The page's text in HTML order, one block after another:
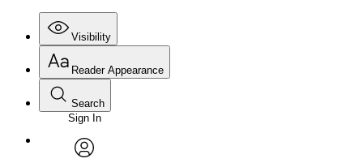
Visibility
Reader Appearance
Search
Sign In